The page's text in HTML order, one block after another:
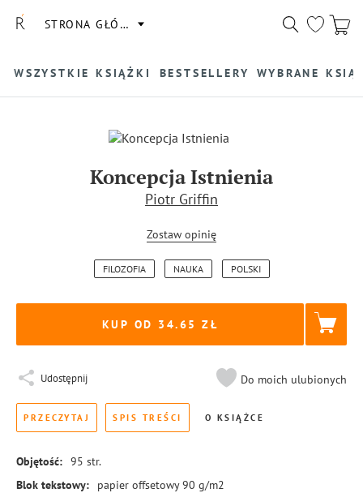
STRONA GŁÓWNA
WSZYSTKIE KSIĄŻKI BESTSELLERY WYBRANE
Koncepcja Istnienia
Piotr Griffin
Zostaw opinię
FILOZOFIA NAUKA POLSKI
KUP OD 34.65
Udostępnij Do moich ulubionych
PRZECZYTAJ SPIS TREŚCI O KSIĄŻCE
Objętość: 95 str.
Blok tekstowy:
papier offsetowy 90 g/m2